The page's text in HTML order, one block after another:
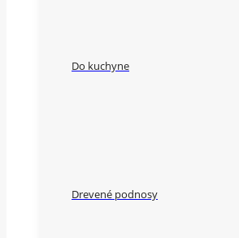
Do kuchyne
Drevené podnosy